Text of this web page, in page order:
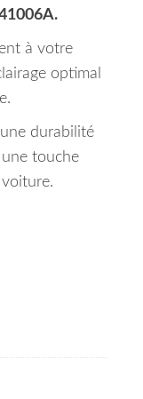
à votre
optimal
durabilité
touche